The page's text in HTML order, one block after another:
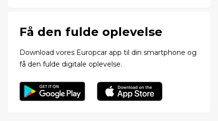
Få den fulde oplevelse
Download vores Europcar app til din smartphone og
få den fulde digitale oplevelse.